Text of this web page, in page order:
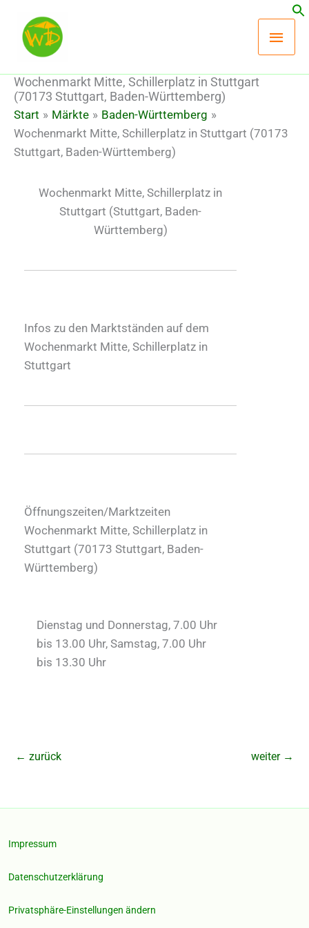
Inhalt
springen
Wochenmarkt Mitte, Schillerplatz in Stuttgart
(70173 Stuttgart, Baden-Württemberg)
Start Märkte
Baden-Württemberg
Wochenmarkt Mitte, Schillerplatz in Stuttgart (70173
Stuttgart, Baden-Württemberg)
Wochenmarkt Mitte, Schillerplatz in
Stuttgart (Stuttgart, Baden-
Württemberg)
Infos zu den Marktständen auf dem
Wochenmarkt Mitte, Schillerplatz in
Stuttgart
Öffnungszeiten/Marktzeiten
Wochenmarkt Mitte, Schillerplatz in
Stuttgart (70173 Stuttgart, Baden-
Württemberg)
Dienstag und Donnerstag, 7.00 Uhr
bis 13.00 Uhr, Samstag, 7.00 Uhr
bis 13.30 Uhr
← zurück weiter →
Impressum
Datenschutzerklärung
Privatsphäre-Einstellungen ändern